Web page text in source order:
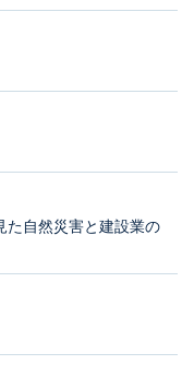
た自然災害と建設業の